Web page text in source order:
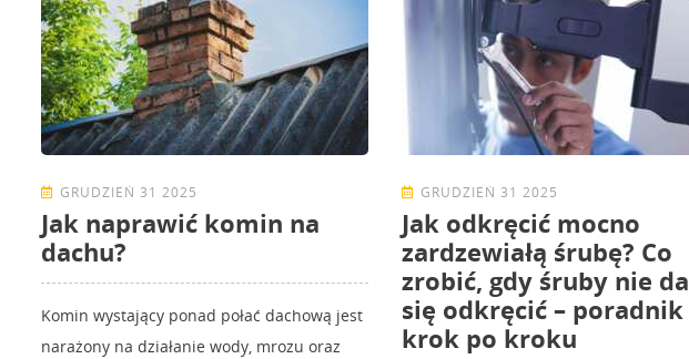
GRUDZIEŃ 31 2025
Jak naprawić komin na
dachu?
Komin wystający ponad połać dachową jest
narażony na działanie wody, mrozu oraz
GRUDZIEŃ 31 2025
Jak odkręcić mocno
zardzewiałą śrubę? Co
zrobić, gdy śruby nie da
się odkręcić – poradnik
krok po kroku